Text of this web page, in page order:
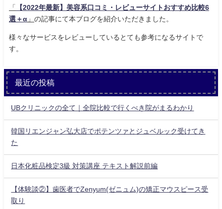
「
【2022年最新】美容系口コミ・レビューサイトおすすめ比較6
選＋α 」 の記事にて本ブログを紹介いただきました。
様々なサービスをレビューしているとても参考になるサイトで
す。
最近の投稿
UBクリニックの全て｜全院比較で行くべき院がまるわかり
韓国リエンジャン弘大店でポテンツァとジュベルック受けてき
た
日本化粧品検定3級 対策講座 テキスト解説前編
【体験談②】歯医者でZenyum(ゼニュム)の矯正マウスピース受
取り